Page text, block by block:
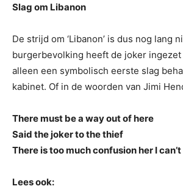
Slag om Libanon
De strijd om ‘Libanon’ is dus nog lang
burgerbevolking heeft de joker ingezet
alleen een symbolisch eerste slag
kabinet. Of in de woorden van Jimi
There must be a way out of here
Said the joker to the thief
There is too much confusion her I
Lees ook: